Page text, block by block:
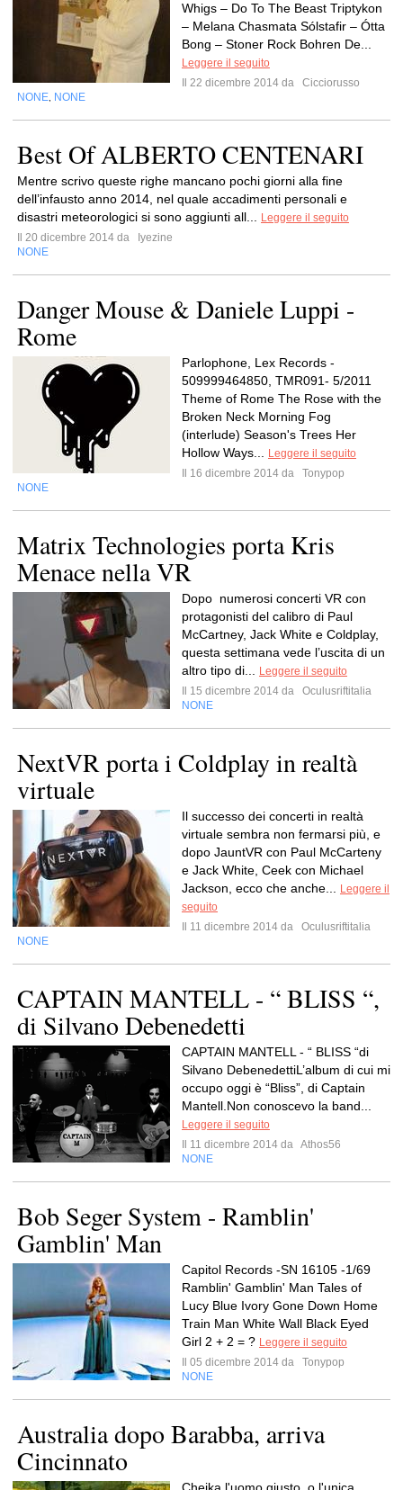
Whigs – Do To The Beast Triptykon
– Melana Chasmata Sólstafir – Ótta
Bong – Stoner Rock Bohren De...
Leggere il seguito
Il 22 dicembre 2014 da
Cicciorusso
NONE NONE
Best Of ALBERTO CENTENARI
Mentre scrivo queste righe mancano pochi giorni alla fine
dell’infausto anno 2014, nel quale accadimenti personali e
disastri meteorologici si sono aggiunti all...
Leggere il seguito
Il 20 dicembre 2014 da
Iyezine
NONE
Danger Mouse & Daniele Luppi -
Rome
Parlophone, Lex Records -
509999464850, TMR091- 5/2011
Theme of Rome The Rose with the
Broken Neck Morning Fog
(interlude) Season's Trees Her
Hollow Ways...
Leggere il seguito
Il 16 dicembre 2014 da
Tonypop
NONE
Matrix Technologies porta Kris
Menace nella VR
Dopo numerosi concerti VR con
protagonisti del calibro di Paul
McCartney, Jack White e Coldplay,
questa settimana vede l’uscita di un
altro tipo di...
Leggere il seguito
Il 15 dicembre 2014 da
Oculusriftitalia
NONE
NextVR porta i Coldplay in realtà
virtuale
Il successo dei concerti in realtà
virtuale sembra non fermarsi più, e
dopo JauntVR con Paul McCarteny
e Jack White, Ceek con Michael
Jackson, ecco che anche...
Leggere il
seguito
Il 11 dicembre 2014 da
Oculusriftitalia
NONE
CAPTAIN MANTELL - “ BLISS “,
di Silvano Debenedetti
CAPTAIN MANTELL - “ BLISS “di
Silvano DebenedettiL’album di cui mi
occupo oggi è “Bliss”, di Captain
Mantell.Non conoscevo la band...
Leggere il seguito
Il 11 dicembre 2014 da Athos56
NONE
Bob Seger System - Ramblin'
Gamblin' Man
Capitol Records -SN 16105 -1/69
Ramblin' Gamblin' Man Tales of
Lucy Blue Ivory Gone Down Home
Train Man White Wall Black Eyed
Girl 2 + 2 = ? Leggere il seguito
Il 05 dicembre 2014 da
Tonypop
NONE
Australia dopo Barabba, arriva
Cincinnato